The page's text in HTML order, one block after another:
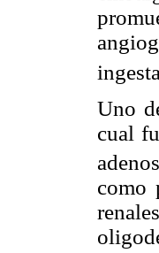
Uno
cual
como